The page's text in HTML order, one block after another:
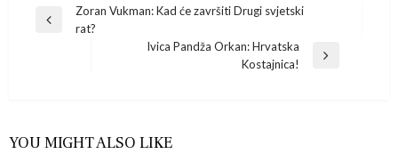
Navigacija
Previous
Zoran Vukman: Kad će završiti Drugi svjetski
rat?
Ivica Pandža Orkan: Hrvatska
Kostajnica!
YOU MIGHT ALSO LIKE